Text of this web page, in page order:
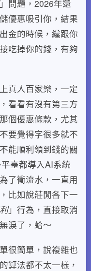
」問題，2026年還
優惠吸引你，結果
金的時候，纔跟你
吃掉你的錢，有夠
真人百家樂，一定
看看有沒有第三方
個優惠條款，尤其
要覺得字很多就不
能順利領到錢的關
臺都導入AI系統
了衝流水，一直用
比如說莊閒各下一
」行為，直接取消
淚了，蛤～
很簡單，說複雜也
算法都不太一樣，